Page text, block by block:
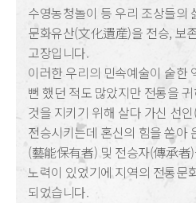
수영농청놀이 등 우리 조상들의
문화유산(文化遺産)을 전승, 보
고장입니다.
이러한 우리의 민속예술이 숱한
뻔 했던 적도 많았지만 전통을
것을 지키기 위해 살다 가신 선
전승시키는데 혼신의 힘을 쏟아
(藝能保有者) 및 전승자(傳承者
노력이 있었기에 지역의 전통문
되었습니다.